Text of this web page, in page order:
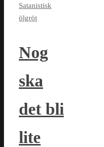
Satanistisk
ölgröt
Nog
ska
det bli
lite